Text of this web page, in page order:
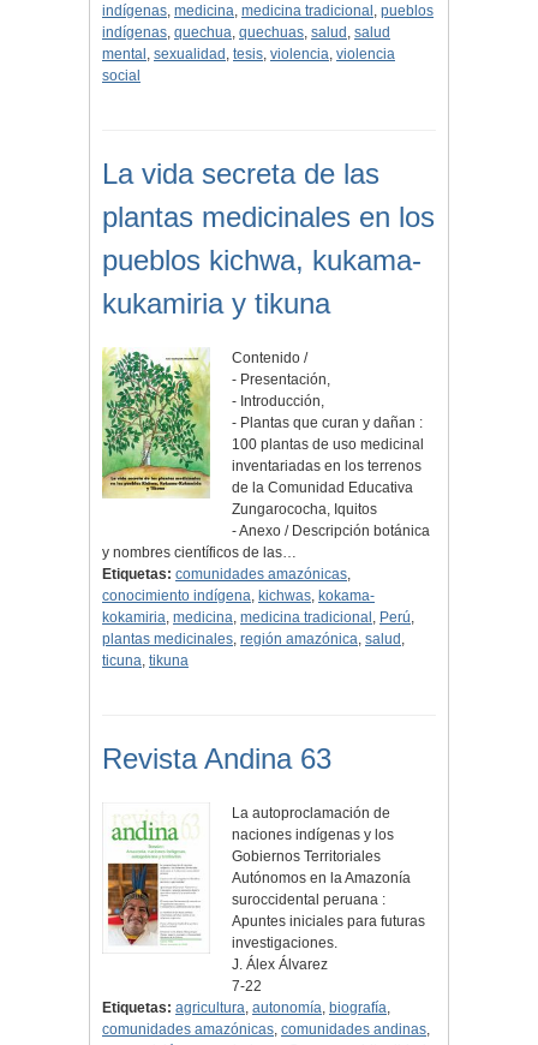
indígenas, medicina, medicina tradicional , pueblos
indígenas, quechua, quechuas, salud , salud
mental , sexualidad , tesis, violencia, violencia
social
La vida secreta de las
plantas medicinales en los
pueblos kichwa, kukama-
kukamiria y tikuna
Contenido /
- Presentación,
- Introducción,
- Plantas que curan y dañan :
100 plantas de uso medicinal
inventariadas en los terrenos
de la Comunidad Educativa
Zungarococha, Iquitos
- Anexo / Descripción botánica
y nombres científicos de las…
Etiquetas: comunidades amazónicas,
conocimiento indígena, kichwas, kokama-
kokamiria, medicina, medicina tradicional , Perú,
plantas medicinales, región amazónica, salud ,
ticuna, tikuna
Revista Andina 63
La autoproclamación de
naciones indígenas y los
Gobiernos Territoriales
Autónomos en la Amazonía
suroccidental peruana :
Apuntes iniciales para futuras
investigaciones.
J. Álex Álvarez
7-22
Etiquetas: agricultura, autonomía, biografía,
comunidades amazónicas, comunidades andinas,